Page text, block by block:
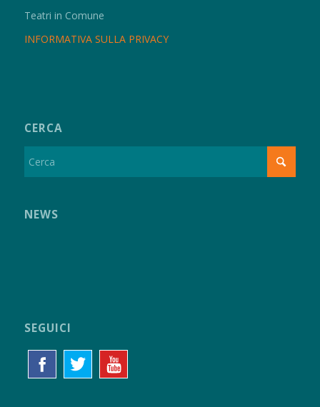
Teatri in Comune
INFORMATIVA SULLA PRIVACY
CERCA
NEWS
SEGUICI